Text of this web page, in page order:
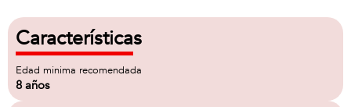
Características
Edad minima recomendada
8 años